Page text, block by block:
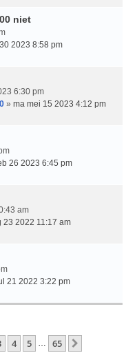
niet
2023 8:58 pm
6:30 pm
» ma mei 15 2023 4:12 pm
26 2023 6:45 pm
am
23 2022 11:17 am
21 2022 3:22 pm
65
4 5 65